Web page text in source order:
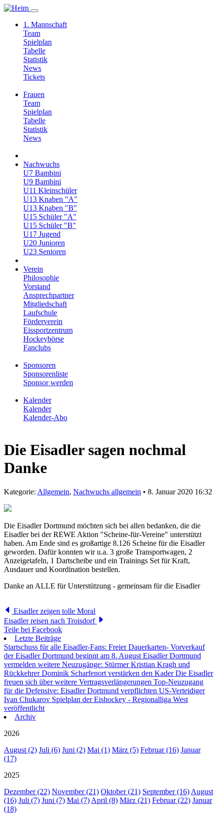
1. Mannschaft
Team
Spielplan
Tabelle
Statistik
News
Tickets
Frauen
Team
Spielplan
Tabelle
Statistik
News
Nachwuchs
U7 Bambini
U9 Bambini
U11 Kleinschüler
U13 Knaben "A"
U13 Knaben "B"
U15 Schüler "A"
U15 Schüler "B"
U17 Jugend
U20 Junioren
U23 Senioren
Verein
Philosophie
Vorstand
Ansprechpartner
Mitgliedschaft
Laufschule
Förderverein
Eissportzentrum
Hockeybörse
Fanclubs
Sponsoren
Sponsorenliste
Sponsor werden
Kalender
Kalender
Kalender-Abo
Die Eisadler sagen nochmal
Danke
Kategorie: Allgemein, Nachwuchs allgemein • 8. Januar 2020 16:32
Die Eisadler Dortmund möchten sich bei allen bedanken, die die
Eisadler bei der REWE Aktion "Scheine-für-Vereine" unterstützt
haben. Am Ende sind es großartige 8.126 Scheine für die Eisadler
geworden. Dafür konnten wir u.a. 3 große Transportwagen, 2
Anzeigetafeln, 1 Dartscheibe und ein Trainings Set für Kraft,
Ausdauer und Koordination bestellen.
Danke an ALLE für Unterstützung - gemeinsam für die Eisadler
Eisadler zeigen tolle Moral
Eisadler reisen nach Troisdorf
Teile bei Facebook
Letzte Beiträge
Startschuss für alle Eisadler-Fans: Freier Dauerkarten- Vorverkauf
der Eisadler Dortmund beginnt am 8. August Eisadler Dortmund
vermelden weitere Neuzugänge: Stürmer Kristian Kragh und
Rückkehrer Dominik Scharfenort verstärken den KaderDie Eisadler
freuen sich über weitere Vertragsverlängerungen Top-Neuzugang
für die Defensive: Eisadler Dortmund verpflichten US-Verteidiger
Ivan Chukarov Spielplan der Eishockey - Regionalliga West
veröffentlicht
Archiv
2026
August (2) Juli (6) Juni (2) Mai (1) März (5) Februar (16) Januar
(17)
2025
Dezember (22) November (21) Oktober (21) September (16) August
(16) Juli (7) Juni (7) Mai (7) April (8) März (21) Februar (22) Januar
(18)